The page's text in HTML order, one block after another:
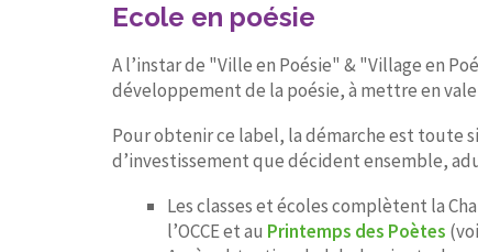
Ecole en poésie
A l’instar de "Ville en Poésie" & "Village en
développement de la poésie, à mettre en
Pour obtenir ce label, la démarche est toute
d’investissement que décident ensemble,
Les classes et écoles complètent la
l’OCCE et au Printemps des Poètes